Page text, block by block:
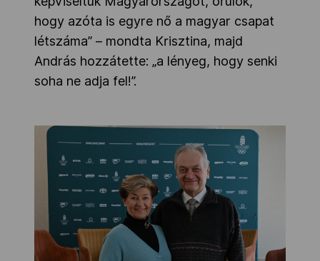
hogy azóta is egyre nő a magyar csapat
létszáma” – mondta Krisztina, majd
András hozzátette: „a lényeg, hogy senki
soha ne adja fel!”.